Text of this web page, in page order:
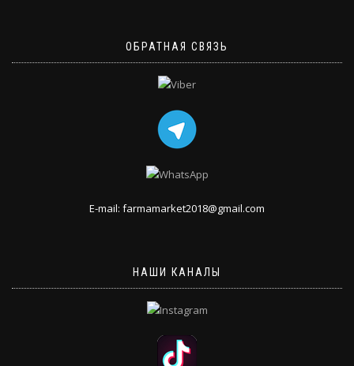
ОБРАТНАЯ СВЯЗЬ
E-mail: farmamarket2018@gmail.com
НАШИ КАНАЛЫ